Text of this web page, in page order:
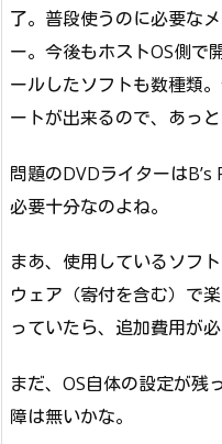
了。普段使うのに必要な
ー。今後もホストOS側で
ールしたソフトも数種類
ートが出来るので、あっ
問題のDVDライターは
必要十分なのよね。
まあ、使用しているソフ
ウェア（寄付を含む）で
っていたら、追加費用が必
まだ、OS自体の設定が残
障は無いかな。